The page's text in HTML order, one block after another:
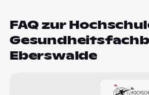
FAQ zur
Eberswalde